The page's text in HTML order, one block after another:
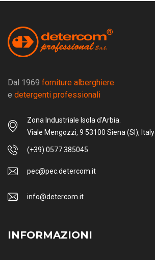
Dal 1969 forniture alberghiere
e detergenti professionali
Zona Industriale Isola d'Arbia.
Viale Mengozzi, 9 53100 Siena (SI), Italy
(+39) 0577 385045
pec@pec.detercom.it
info@detercom.it
INFORMAZIONI